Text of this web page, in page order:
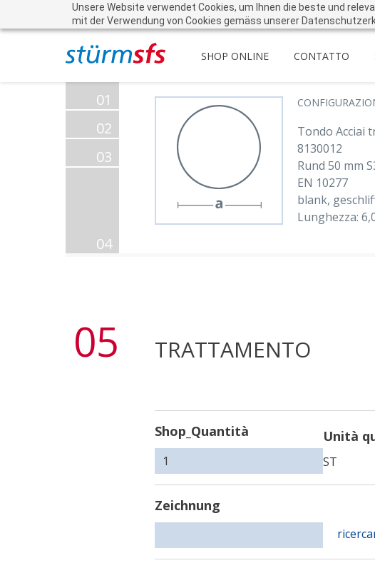
Unsere Website verwendet Cookies, um Ihnen die beste und
mit der Verwendung von Cookies gemäss unserer
SHOP ONLINE CONTATTO
01
02
03
04
Tondo Acciai
8130012
Rund 50 mm
EN 10277
blank,
Lunghezza:
05 TRATTAMENTO
Shop_Quantità Unità
ST
Zeichnung